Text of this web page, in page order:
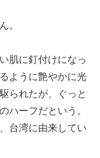
。
肌に釘付けになっ
ように艶やかに光
られたが、ぐっと
ハーフだという。
台湾に由来してい